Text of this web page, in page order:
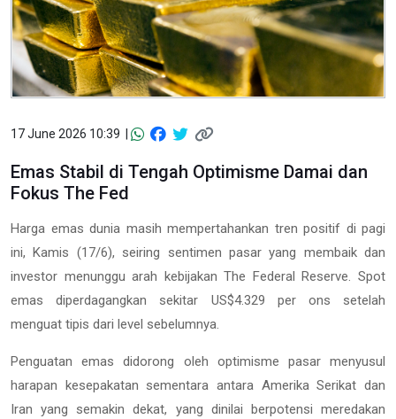
17 June 2026 10:39 |
Emas Stabil di Tengah Optimisme Damai dan
Fokus The Fed
Harga emas dunia masih mempertahankan tren positif di pagi
ini, Kamis (17/6), seiring sentimen pasar yang membaik dan
investor menunggu arah kebijakan The Federal Reserve. Spot
emas diperdagangkan sekitar US$4.329 per ons setelah
menguat tipis dari level sebelumnya.
Penguatan emas didorong oleh optimisme pasar menyusul
harapan kesepakatan sementara antara Amerika Serikat dan
Iran yang semakin dekat, yang dinilai berpotensi meredakan